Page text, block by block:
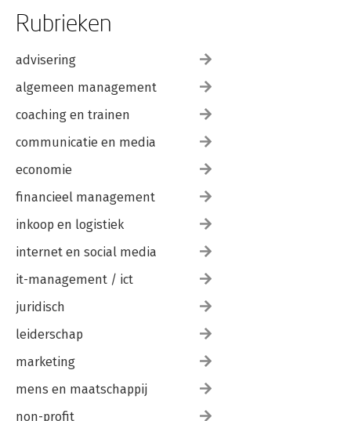
Rubrieken
advisering
algemeen management
coaching en trainen
communicatie en media
economie
financieel management
inkoop en logistiek
internet en social media
it-management / ict
juridisch
leiderschap
marketing
mens en maatschappij
non-profit